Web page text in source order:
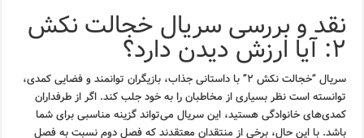
نقد و بررسی سریال خجالت نکش
۲: آیا ارزش دیدن دارد؟
سریال “خجالت نکش ۲” با داستانی جذاب، بازیگران توانمند و فضایی کمدی،
توانسته است نظر بسیاری از مخاطبان را به خود جلب کند. اگر از طرفداران
کمدی‌های خانوادگی هستید، این سریال می‌تواند گزینه مناسبی برای شما
باشد. با این حال، برخی از منتقدان معتقدند که فصل دوم نسبت به فصل